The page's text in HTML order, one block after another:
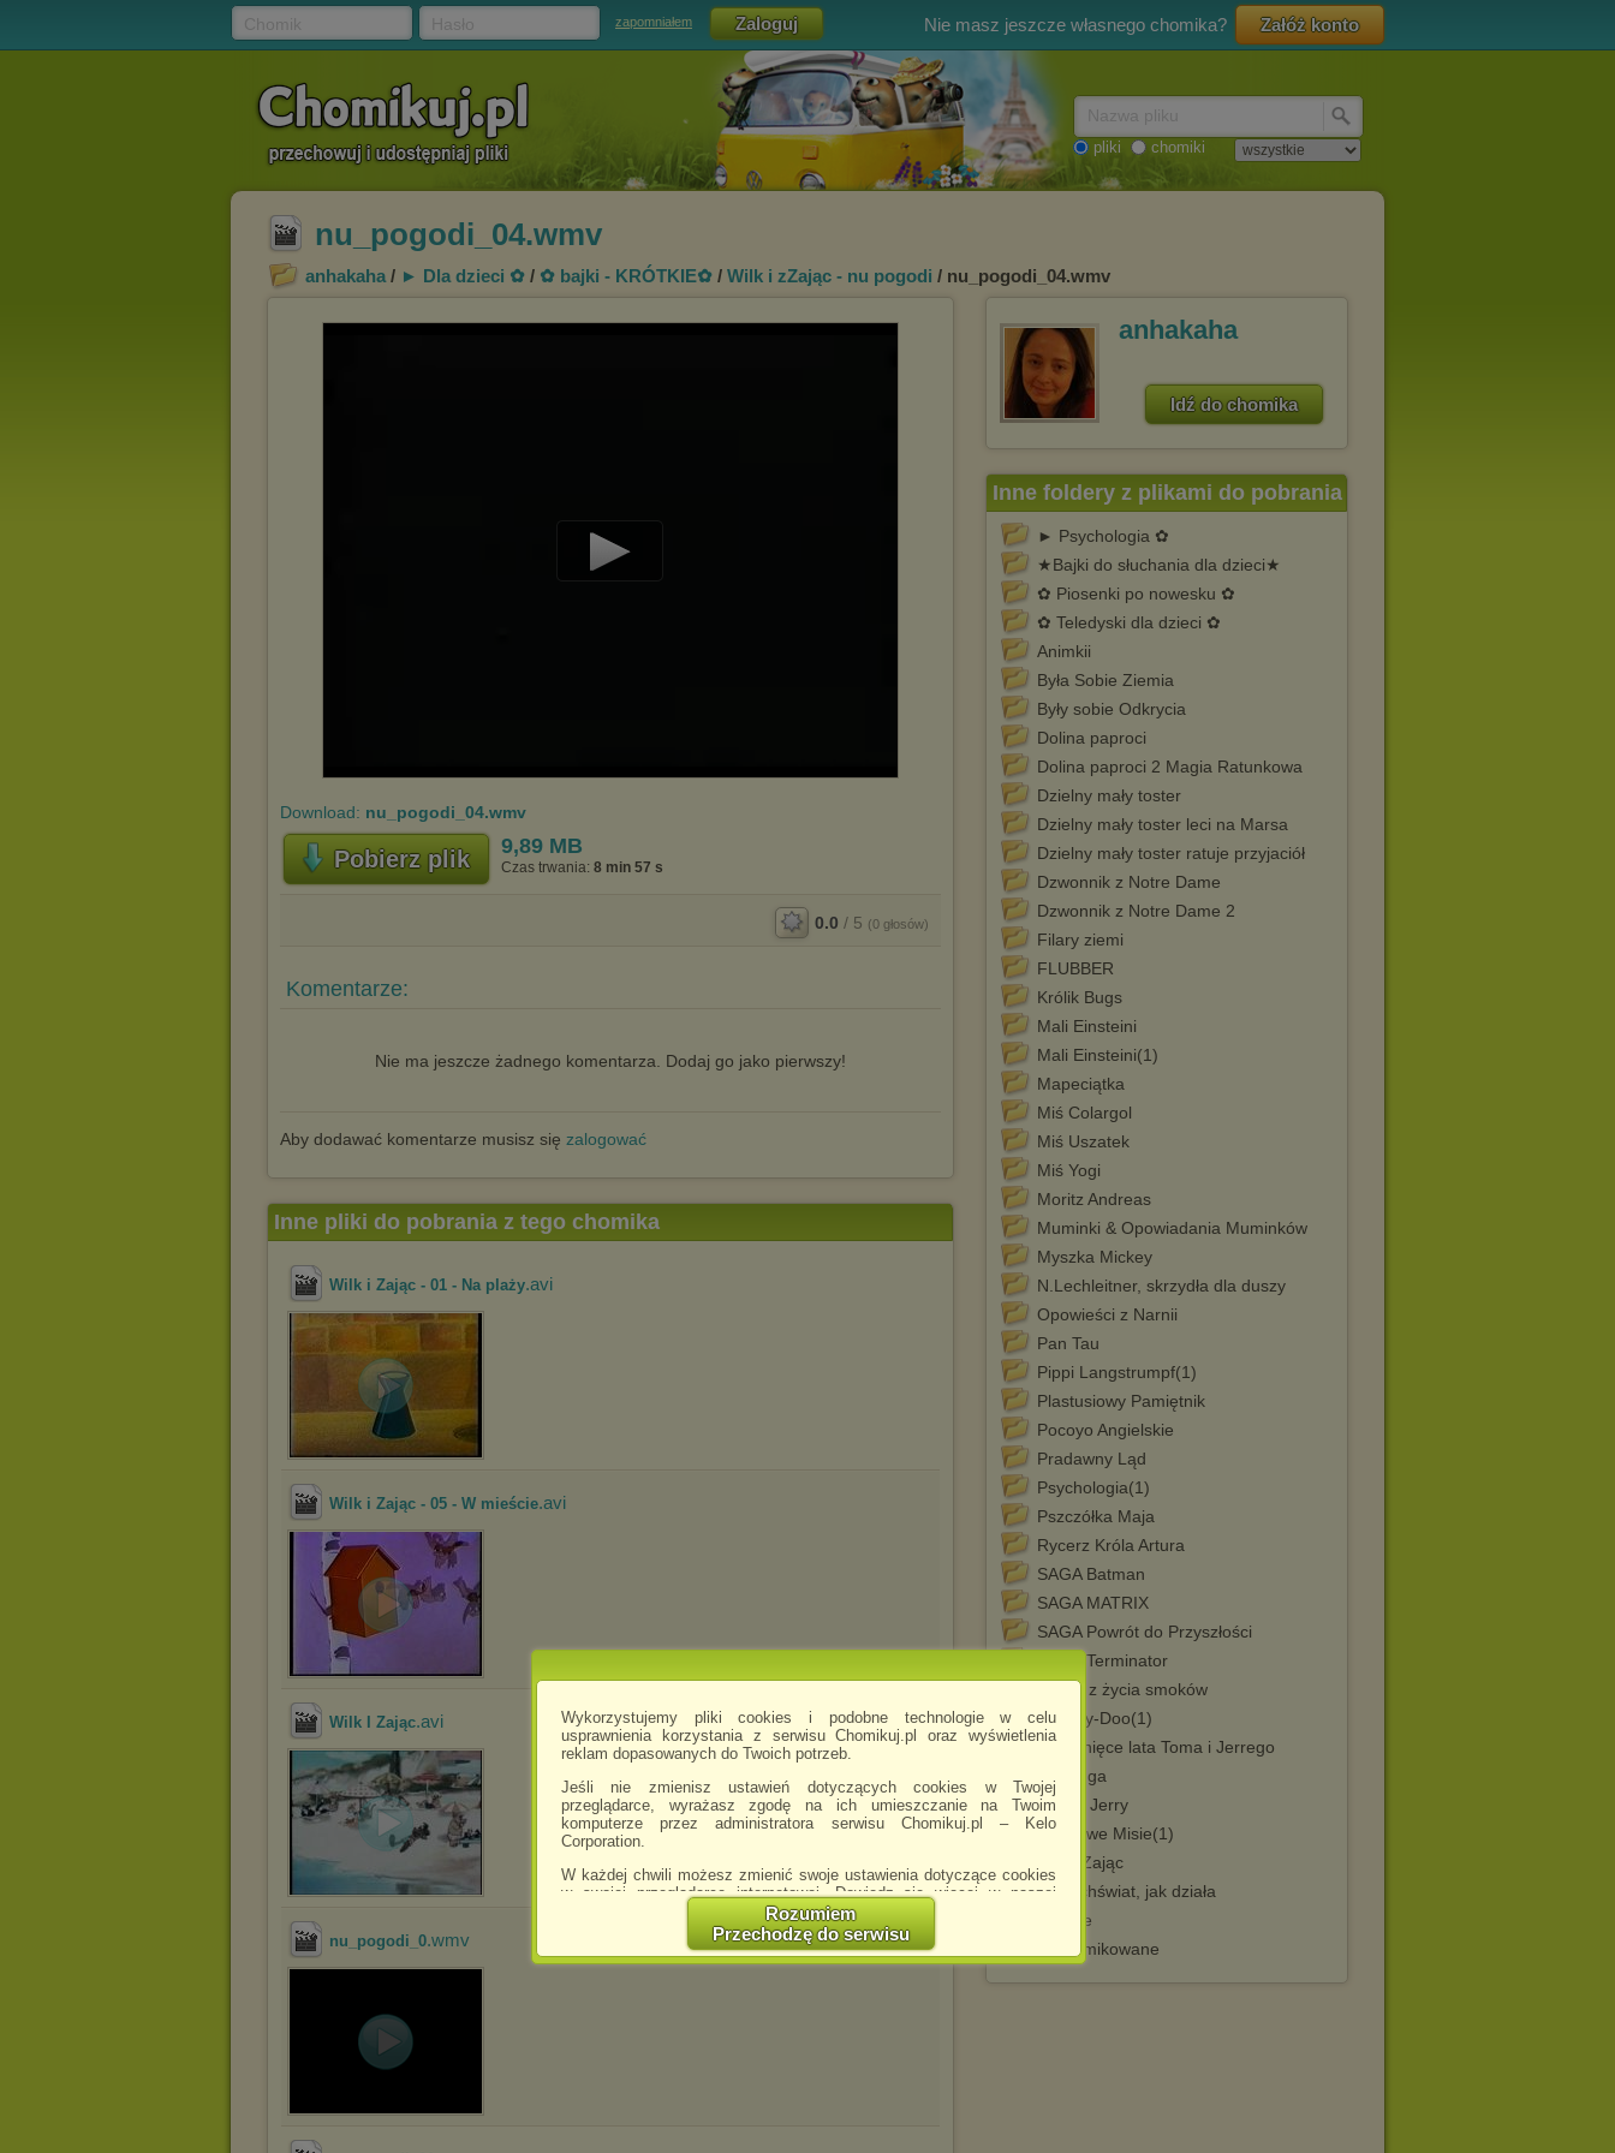
Wykorzystujemy pliki cookies i podobne technologie w celu
usprawnienia korzystania z serwisu Chomikuj.pl oraz wyświetlenia
reklam dopasowanych do Twoich potrzeb.
Jeśli nie zmienisz ustawień dotyczących cookies w Twojej
przeglądarce, wyrażasz zgodę na ich umieszczanie na Twoim
komputerze przez administratora serwisu Chomikuj.pl – Kelo
Corporation.
W każdej chwili możesz zmienić swoje ustawienia dotyczące cookies
w swojej przeglądarce internetowej. Dowiedz się więcej w naszej
http://chomikuj.pl/PolitykaPrywatnosci.aspx
Jednocześnie informujemy że zmiana ustawień przeglądarki może
spowodować ograniczenie korzystania ze strony Chomikuj.pl.
Rozumiem
Przechodzę do serwisu
zapomniałem Nie masz jeszcze własnego chomika? Załóż konto
pliki chomiki
nu_pogodi_04.wmv
anhakaha / ► Dla dzieci ✿ / ✿ bajki - KRÓTKIE✿ / Wilk i zZając - nu pogodi / nu_pogodi_04.wmv
Download: nu_pogodi_04.wmv
Pobierz plik 9,89 MB
Czas trwania: 8 min 57 s
0.0 / 5 (0 głosów)
Komentarze:
Nie ma jeszcze żadnego komentarza. Dodaj go jako pierwszy!
Aby dodawać komentarze musisz się zalogować
anhakaha
Idź do chomika
Inne foldery z plikami do pobrania
► Psychologia ✿
★Bajki do słuchania dla dzieci★
✿ Piosenki po nowesku ✿
✿ Teledyski dla dzieci ✿
Animkii
Była Sobie Ziemia
Były sobie Odkrycia
Dolina paproci
Dolina paproci 2 Magia Ratunkowa
Dzielny mały toster
Dzielny mały toster leci na Marsa
Dzielny mały toster ratuje przyjaciół
Dzwonnik z Notre Dame
Dzwonnik z Notre Dame 2
Filary ziemi
FLUBBER
Królik Bugs
Mali Einsteini
Mali Einsteini(1)
Mapeciątka
Miś Colargol
Miś Uszatek
Miś Yogi
Moritz Andreas
Muminki & Opowiadania Muminków
Myszka Mickey
N.Lechleitner, skrzydła dla duszy
Opowieści z Narnii
Pan Tau
Pippi Langstrumpf(1)
Plastusiowy Pamiętnik
Pocoyo Angielskie
Pradawny Ląd
Psychologia(1)
Pszczółka Maja
Rycerz Króla Artura
SAGA Batman
SAGA MATRIX
SAGA Powrót do Przyszłości
SAGA Terminator
Sceny z życia smoków
Scooby-Doo(1)
Szczenięce lata Toma i Jerrego
Tabaluga
Tom & Jerry
Troskliwe Misie(1)
Wilk i Zając
Wszechświat, jak działa
Wuzzle
zachomikowane
Inne pliki do pobrania z tego chomika
Wilk i Zając - 01 - Na plaży.avi
Wilk i Zając - 05 - W mieście.avi
Wilk I Zając.avi
nu_pogodi_0.wmv